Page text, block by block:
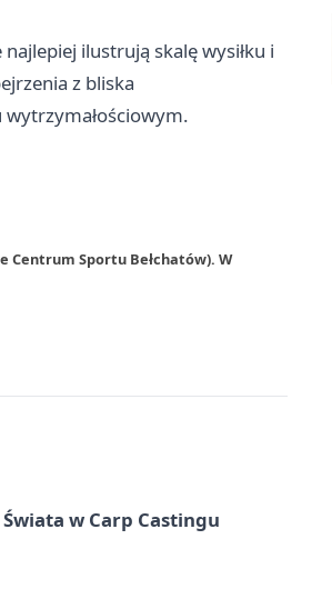
ilustrują skalę wysiłku i
z bliska
wytrzymałościowym.
Centrum Sportu Bełchatów). W
w Carp Castingu